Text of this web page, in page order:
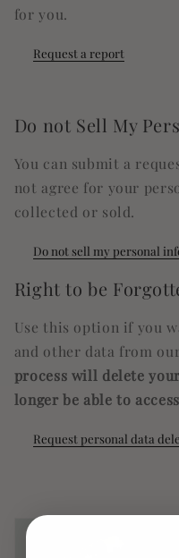
for you.
Request a report
Do not Sell My
You can submit a
not agree for your
collected or sold.
Do not sell my personal
Right to be
Use this option if you
and other data from
process will delete
longer be able to
Request personal data